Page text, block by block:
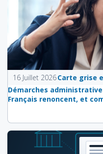
16 Juillet 2026Carte grise
Démarches
Français renoncent, et